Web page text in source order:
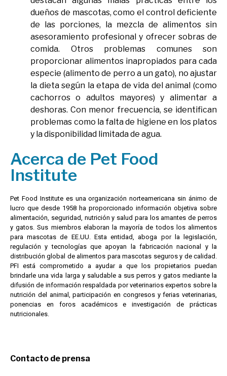
dueños de mascotas, como el control deficiente
de las porciones, la mezcla de alimentos sin
asesoramiento profesional y ofrecer sobras de
comida. Otros problemas comunes son
proporcionar alimentos inapropiados para cada
especie (alimento de perro a un gato), no ajustar
la dieta según la etapa de vida del animal (como
cachorros o adultos mayores)y alimentar a
deshoras. Con menor frecuencia, se identifican
problemas como la falta de higiene en los platos
y la disponibilidad limitada de agua.
Acerca de Pet Food
Institute
Pet Food Institute es una organización norteamericana sin ánimo de
lucro que desde 1958 ha proporcionado información objetiva sobre
alimentación, seguridad, nutrición y salud para los amantes de perros
y gatos. Sus miembros elaboran la mayoría de todos los alimentos
para mascotas de EE.UU. Esta entidad, aboga por la legislación,
regulación y tecnologías que apoyan la fabricación nacional y la
distribución global de alimentos para mascotas seguros y de calidad.
PFI está comprometido a ayudar a que los propietarios puedan
brindarle una vida larga y saludable a sus perros y gatos mediante la
difusión de información respaldada por veterinarios expertos sobre la
nutrición del animal, participación en congresos y ferias veterinarias,
ponencias en foros académicos e investigación de prácticas
nutricionales.
Contacto de prensa